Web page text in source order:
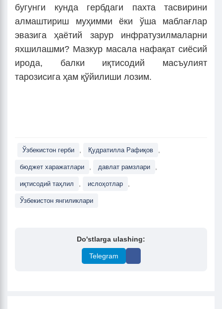
бугунги кунда гербдаги пахта тасвирини
алмаштириш муҳимми ёки ўша маблағлар
эвазига ҳаётий зарур инфратузилмаларни
яхшилашми? Мазкур масала нафақат сиёсий
ирода, балки иқтисодий масъулият
тарозисига ҳам қўйилиши лозим.
Ўзбекистон герби , Қудратилла Рафиқов ,
бюджет харажатлари , давлат рамзлари ,
иқтисодий таҳлил , ислоҳотлар ,
Ўзбекистон янгиликлари
Do'stlarga ulashing:
Telegram